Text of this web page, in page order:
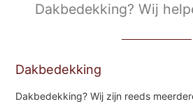
Dakbedekking? Wij
Dakbedekking
Dakbedekking? Wij zijn reeds